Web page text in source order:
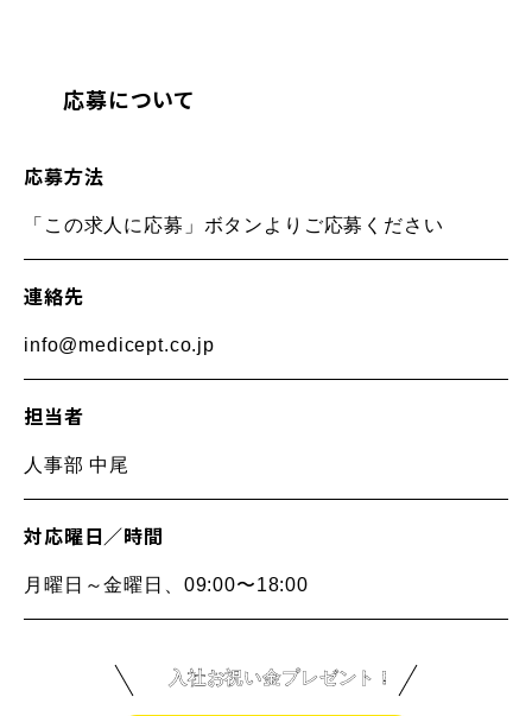
応募について
応募方法
「この求人に応募」ボタンよりご応募ください
連絡先
info@medicept.co.jp
担当者
人事部 中尾
対応曜日／時間
月曜日～金曜日、09:00〜18:00
入社お祝い金プレゼント！